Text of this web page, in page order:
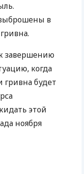
в
завершению
когда
будет
этой
ноября